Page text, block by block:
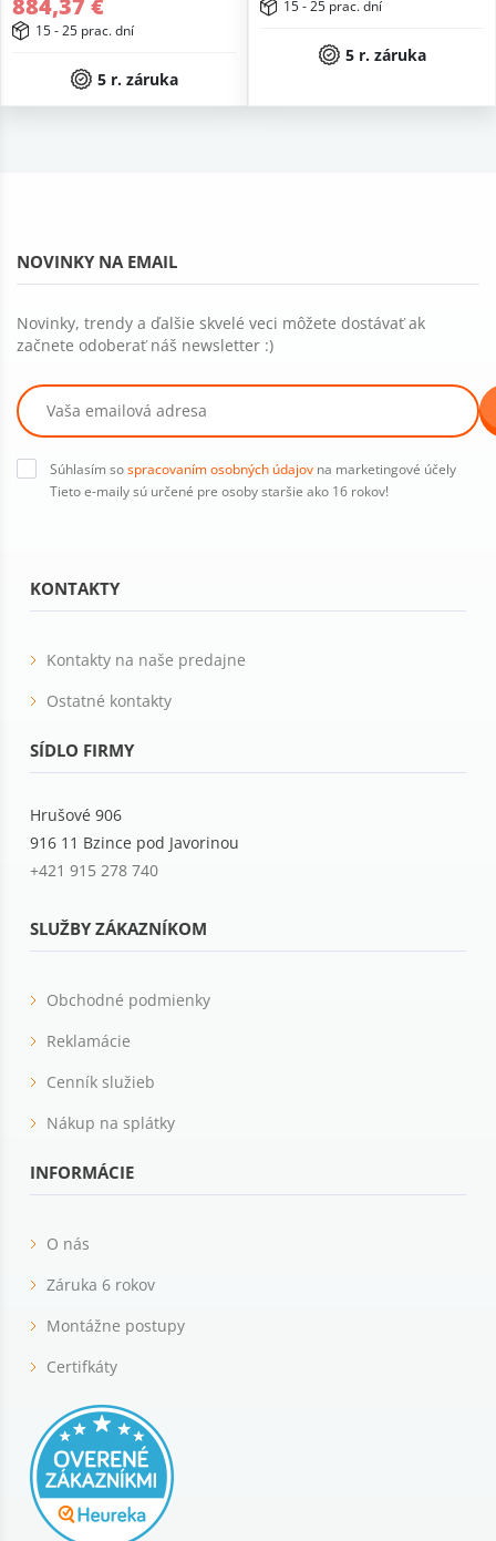
15 - 25 prac. dní
5 r. záruka
15 - 25 prac. dní
5 r. záruka
KONTAKTY
Kontakty na naše predajne
Ostatné kontakty
SÍDLO FIRMY
Hrušové 906
916 11 Bzince pod Javorinou
+421 915 278 740
SLUŽBY ZÁKAZNÍKOM
Obchodné podmienky
Reklamácie
Cenník služieb
Nákup na splátky
INFORMÁCIE
O nás
Záruka 6 rokov
Montážne postupy
Certifkáty
NOVINKY NA EMAIL
Novinky, trendy a ďalšie skvelé veci môžete dostávať ak
začnete odoberať náš newsletter :)
Súhlasím sospracovaním osobných údajov na marketingové účely
Tieto e-maily sú určené pre osoby staršie ako 16 rokov!